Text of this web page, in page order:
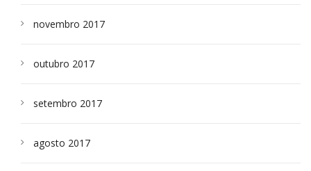
novembro 2017
outubro 2017
setembro 2017
agosto 2017